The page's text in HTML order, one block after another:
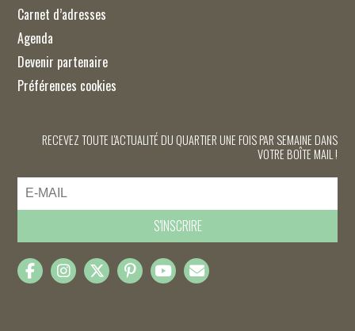
Carnet d’adresses
Agenda
Devenir partenaire
Préférences cookies
RECEVEZ TOUTE L'ACTUALITÉ DU QUARTIER UNE FOIS PAR SEMAINE DANS
VOTRE BOÎTE MAIL !